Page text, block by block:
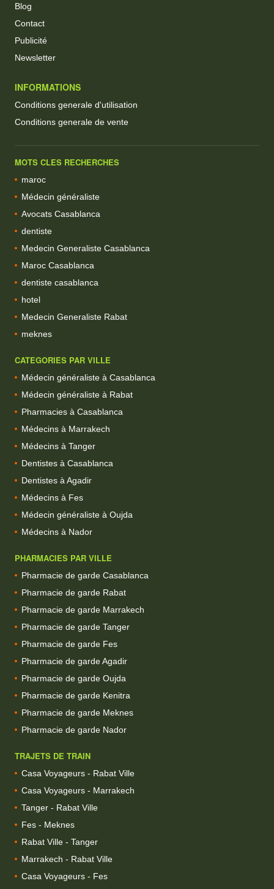
Blog
Contact
Publicité
Newsletter
INFORMATIONS
Conditions generale d'utilisation
Conditions generale de vente
MOTS CLES RECHERCHES
maroc
Médecin généraliste
Avocats Casablanca
dentiste
Medecin Generaliste Casablanca
Maroc Casablanca
dentiste casablanca
hotel
Medecin Generaliste Rabat
meknes
CATEGORIES PAR VILLE
Médecin généraliste à Casablanca
Médecin généraliste à Rabat
Pharmacies à Casablanca
Médecins à Marrakech
Médecins à Tanger
Dentistes à Casablanca
Dentistes à Agadir
Médecins à Fes
Médecin généraliste à Oujda
Médecins à Nador
PHARMACIES PAR VILLE
Pharmacie de garde Casablanca
Pharmacie de garde Rabat
Pharmacie de garde Marrakech
Pharmacie de garde Tanger
Pharmacie de garde Fes
Pharmacie de garde Agadir
Pharmacie de garde Oujda
Pharmacie de garde Kenitra
Pharmacie de garde Meknes
Pharmacie de garde Nador
TRAJETS DE TRAIN
Casa Voyageurs - Rabat Ville
Casa Voyageurs - Marrakech
Tanger - Rabat Ville
Fes - Meknes
Rabat Ville - Tanger
Marrakech - Rabat Ville
Casa Voyageurs - Fes